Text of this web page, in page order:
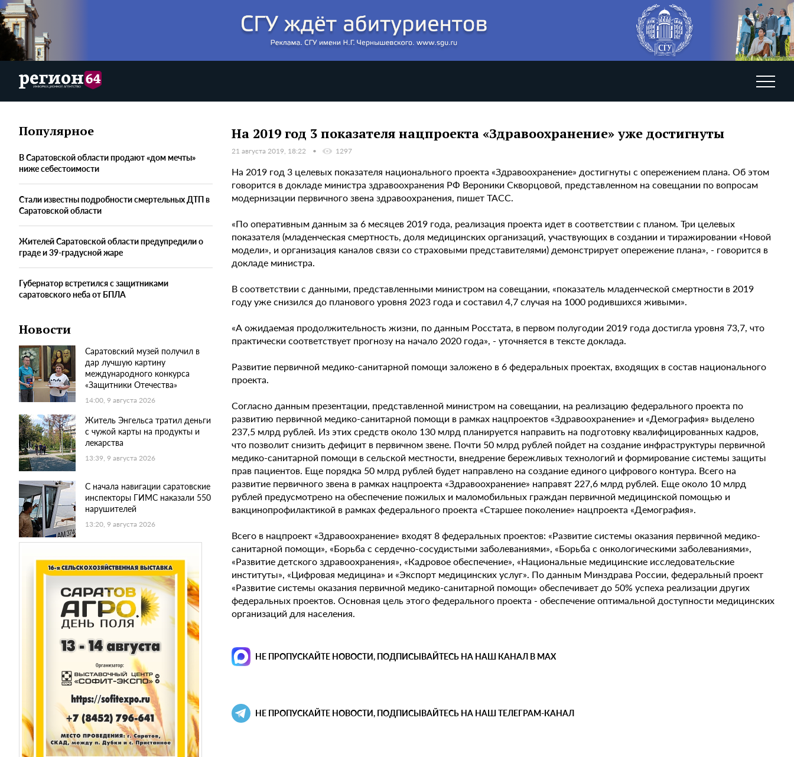
Популярное
В Саратовской области продают «дом мечты»
ниже себестоимости
Стали известны подробности смертельных ДТП в
Саратовской области
Жителей Саратовской области предупредили о
граде и 39-градусной жаре
Губернатор встретился с защитниками
саратовского неба от БПЛА
Новости
Саратовский музей получил в
дар лучшую картину
международного конкурса
«Защитники Отечества»
14:00, 9 августа 2026
Житель Энгельса тратил деньги
с чужой карты на продукты и
лекарства
13:39, 9 августа 2026
С начала навигации саратовские
инспекторы ГИМС наказали 550
нарушителей
13:20, 9 августа 2026
На 2019 год 3 показателя нацпроекта «Здравоохранение» уже достигнуты
21 августа 2019, 18:22 1297
На 2019 год 3 целевых показателя национального проекта «Здравоохранение» достигнуты с опережением плана. Об этом
говорится в докладе министра здравоохранения РФ Вероники Скворцовой, представленном на совещании по вопросам
модернизации первичного звена здравоохранения, пишет ТАСС.
«По оперативным данным за 6 месяцев 2019 года, реализация проекта идет в соответствии с планом. Три целевых
показателя (младенческая смертность, доля медицинских организаций, участвующих в создании и тиражировании «Новой
модели», и организация каналов связи со страховыми представителями) демонстрирует опережение плана», - говорится в
докладе министра.
В соответствии с данными, представленными министром на совещании, «показатель младенческой смертности в 2019
году уже снизился до планового уровня 2023 года и составил 4,7 случая на 1000 родившихся живыми».
«А ожидаемая продолжительность жизни, по данным Росстата, в первом полугодии 2019 года достигла уровня 73,7, что
практически соответствует прогнозу на начало 2020 года», - уточняется в тексте доклада.
Развитие первичной медико-санитарной помощи заложено в 6 федеральных проектах, входящих в состав национального
проекта.
Согласно данным презентации, представленной министром на совещании, на реализацию федерального проекта по
развитию первичной медико-санитарной помощи в рамках нацпроектов «Здравоохранение» и «Демография» выделено
237,5 млрд рублей. Из этих средств около 130 млрд планируется направить на подготовку квалифицированных кадров,
что позволит снизить дефицит в первичном звене. Почти 50 млрд рублей пойдет на создание инфраструктуры первичной
медико-санитарной помощи в сельской местности, внедрение бережливых технологий и формирование системы защиты
прав пациентов. Еще порядка 50 млрд рублей будет направлено на создание единого цифрового контура. Всего на
развитие первичного звена в рамках нацпроекта «Здравоохранение» направят 227,6 млрд рублей. Еще около 10 млрд
рублей предусмотрено на обеспечение пожилых и маломобильных граждан первичной медицинской помощью и
вакцинопрофилактикой в рамках федерального проекта «Старшее поколение» нацпроекта «Демография».
Всего в нацпроект «Здравоохранение» входят 8 федеральных проектов: «Развитие системы оказания первичной медико-
санитарной помощи», «Борьба с сердечно-сосудистыми заболеваниями», «Борьба с онкологическими заболеваниями»,
«Развитие детского здравоохранения», «Кадровое обеспечение», «Национальные медицинские исследовательские
институты», «Цифровая медицина» и «Экспорт медицинских услуг». По данным Минздрава России, федеральный проект
«Развитие системы оказания первичной медико-санитарной помощи» обеспечивает до 50% успеха реализации других
федеральных проектов. Основная цель этого федерального проекта - обеспечение оптимальной доступности медицинских
организаций для населения.
НЕ ПРОПУСКАЙТЕ НОВОСТИ, ПОДПИСЫВАЙТЕСЬ НА НАШ КАНАЛ В MAX
НЕ ПРОПУСКАЙТЕ НОВОСТИ, ПОДПИСЫВАЙТЕСЬ НА НАШ ТЕЛЕГРАМ-КАНАЛ